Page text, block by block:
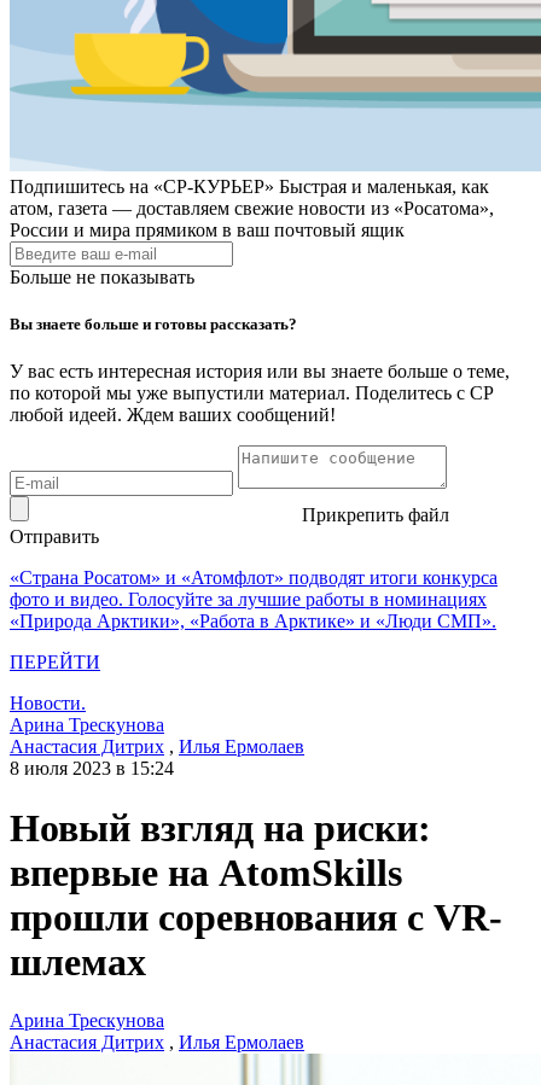
Подпишитесь на «СР-КУРЬЕР» Быстрая и маленькая, как
атом, газета — доставляем свежие новости из «Росатома»,
России и мира прямиком в ваш почтовый ящик
Больше не показывать
Вы знаете больше и готовы рассказать?
У вас есть интересная история или вы знаете больше о теме,
по которой мы уже выпустили материал. Поделитесь с СР
любой идеей. Ждем ваших сообщений!
Прикрепить файл
Отправить
«Страна Росатом» и «Атомфлот» подводят итоги конкурса
фото и видео. Голосуйте за лучшие работы в номинациях
«Природа Арктики», «Работа в Арктике» и «Люди СМП».
ПЕРЕЙТИ
Новости.
Арина Трескунова
Анастасия Дитрих , Илья Ермолаев
8 июля 2023 в 15:24
Новый взгляд на риски:
впервые на AtomSkills
прошли соревнования с VR-
шлемах
Арина Трескунова
Анастасия Дитрих , Илья Ермолаев